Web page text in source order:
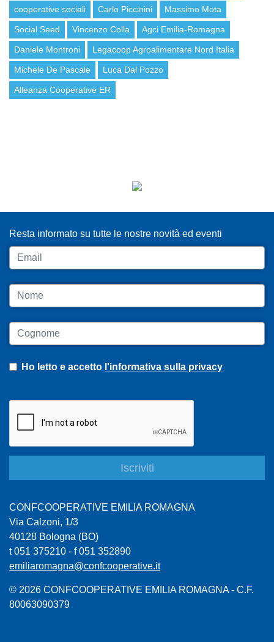
cooperative sociali Carlo Piccinini Massimo Mota
Social Seed Vincenzo Colla Agci Emilia-Romagna
Daniele Montroni Legacoop Agroalimentare Nord Italia
Michele De Pascale Luca Dal Pozzo
Alleanza Cooperative ER
Resta informato su tutte le nostre novità ed eventi
Email
Nome
Cognome
Ho letto e accetto l'informativa sulla privacy
CONFCOOPERATIVE EMILIA ROMAGNA
Via Calzoni, 1/3
40128 Bologna (BO)
t 051 375210 - f 051 352890
emiliaromagna@confcooperative.it
© 2026 CONFCOOPERATIVE EMILIA ROMAGNA - C.F.
80063090379